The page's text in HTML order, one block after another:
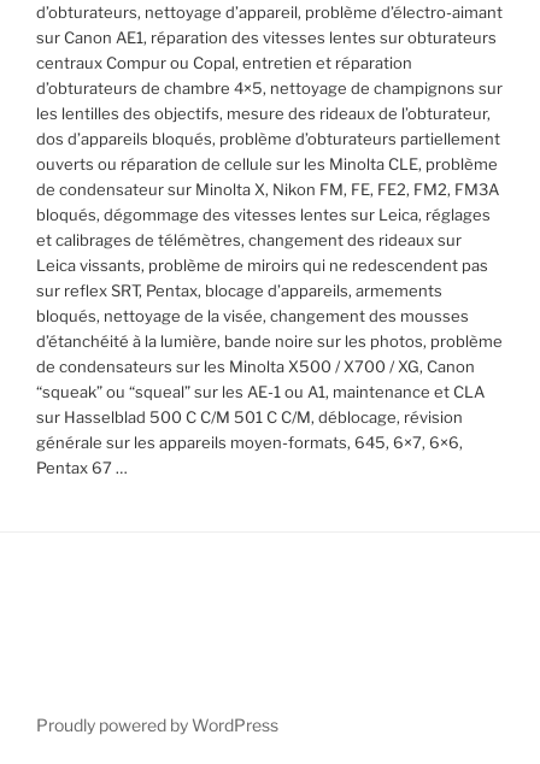
d’obturateurs, nettoyage d’appareil, problème d’électro-aimant
sur Canon AE1, réparation des vitesses lentes sur obturateurs
centraux Compur ou Copal, entretien et réparation
d’obturateurs de chambre 4×5, nettoyage de champignons sur
les lentilles des objectifs, mesure des rideaux de l’obturateur,
dos d’appareils bloqués, problème d’obturateurs partiellement
ouverts ou réparation de cellule sur les Minolta CLE, problème
de condensateur sur Minolta X, Nikon FM, FE, FE2, FM2, FM3A
bloqués, dégommage des vitesses lentes sur Leica, réglages
et calibrages de télémètres, changement des rideaux sur
Leica vissants, problème de miroirs qui ne redescendent pas
sur reflex SRT, Pentax, blocage d’appareils, armements
bloqués, nettoyage de la visée, changement des mousses
d’étanchéité à la lumière, bande noire sur les photos, problème
de condensateurs sur les Minolta X500 / X700 / XG, Canon
“squeak” ou “squeal” sur les AE-1 ou A1, maintenance et CLA
sur Hasselblad 500 C C/M 501 C C/M, déblocage, révision
générale sur les appareils moyen-formats, 645, 6×7, 6×6,
Pentax 67 …
Proudly powered by WordPress